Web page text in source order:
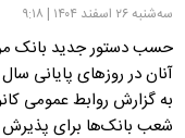
سه‌شنبه ۲۶ اسفند ۱۴۰۴ | ۹:۱۸
حسب دستور جدید بانک
آنان در روزهای پایانی
به گزارش روابط عمومی